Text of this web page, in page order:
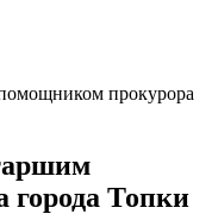
прокурора
Топки